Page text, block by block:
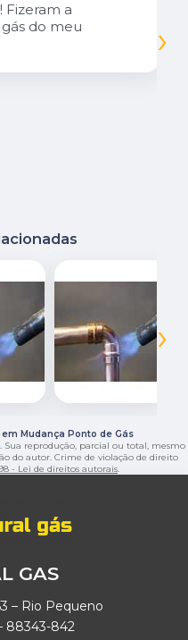
a
do meu
›
›
Mudança Ponto de Gás
Sua reprodução, parcial ou total, mesmo
do autor. Crime de violação de direito
- Lei de direitos autorais.
GAS
– Rio Pequeno
88343-842